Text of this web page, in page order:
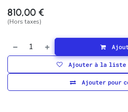
810,00 €
(Hors taxes)
Ajouter pour
Ajouter à la liste